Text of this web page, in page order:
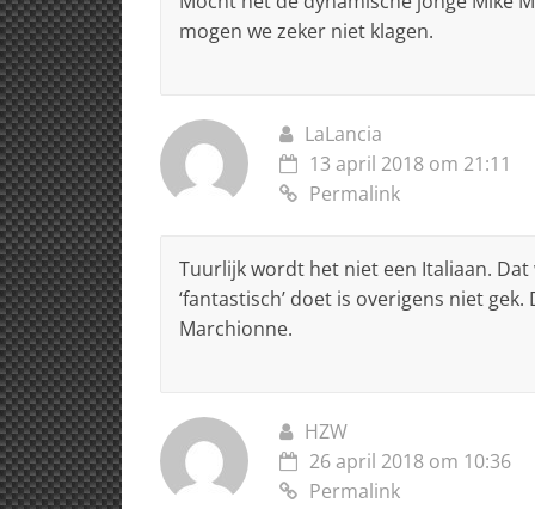
mogen we zeker niet klagen.
LaLancia
13 april 2018 om 21:11
Permalink
Tuurlijk wordt het niet een Italiaan.
‘fantastisch’ doet is overigens niet
Marchionne.
HZW
26 april 2018 om 10:36
Permalink